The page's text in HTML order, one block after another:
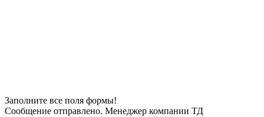
Заполните все поля формы!
Сообщение отправлено. Менеджер компании ТД